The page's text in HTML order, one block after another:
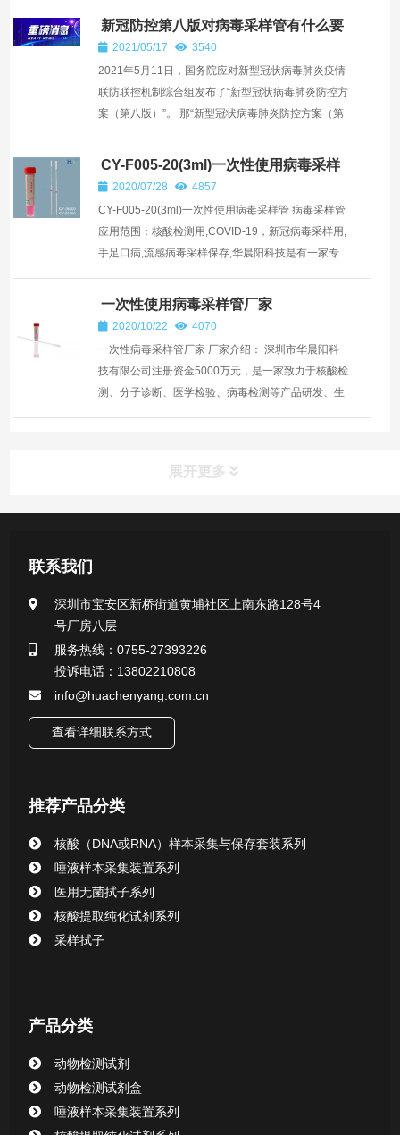
规...
新冠防控第八版对病毒采样管有什么要
求2021/05/17
3540
2021年5月11日，国务院应对新型冠状病毒肺炎疫情
联防联控机制综合组发布了“新型冠状病毒肺炎防控方
案（第八版）”。 那“新型冠状病毒肺炎防控方案（第
一、采...
CY-F005-20(3ml)一次性使用病毒采样
管2020/07/28
4857
CY-F005-20(3ml)一次性使用病毒采样管 病毒采样管
应用范围：核酸检测用,COVID-19，新冠病毒采样用,
手足口病,流感病毒采样保存,华晨阳科技是有一家专
鹏城,病...
一次性使用病毒采样管厂家
2020/10/22
4070
一次性病毒采样管厂家 厂家介绍： 深圳市华晨阳科
技有限公司注册资金5000万元，是一家致力于核酸检
测、分子诊断、医学检验、病毒检测等产品研发、生
展开更多
一次性使用采样器系列
微生物样本保存液（通用运输传媒介质）系列
核酸（DNA&RNA）样本采集与保存套装系列
核酸提取或纯化试剂
清洁验证棉签系列
动物检测试剂
联系我们
深圳市宝安区新桥街道黄埔社区上南东路128号4
号厂房八层
服务热线：0755-27393226
投诉电话：13802210808
info@huachenyang.com.cn
查看详细联系方式
推荐产品分类
核酸（DNA或RNA）样本采集与保存套装系列
唾液样本采集装置系列
医用无菌拭子系列
核酸提取纯化试剂系列
采样拭子
产品分类
动物检测试剂
动物检测试剂盒
唾液样本采集装置系列